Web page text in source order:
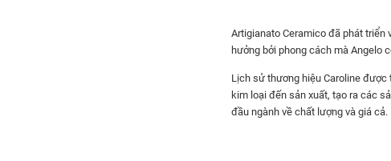
Artigianato Ceramico đã phát triển
hưởng bởi phong cách mà Angelo
Lịch sử thương hiệu Caroline được
kim loại đến sản xuất, tạo ra các
đầu ngành về chất lượng và giá cả.